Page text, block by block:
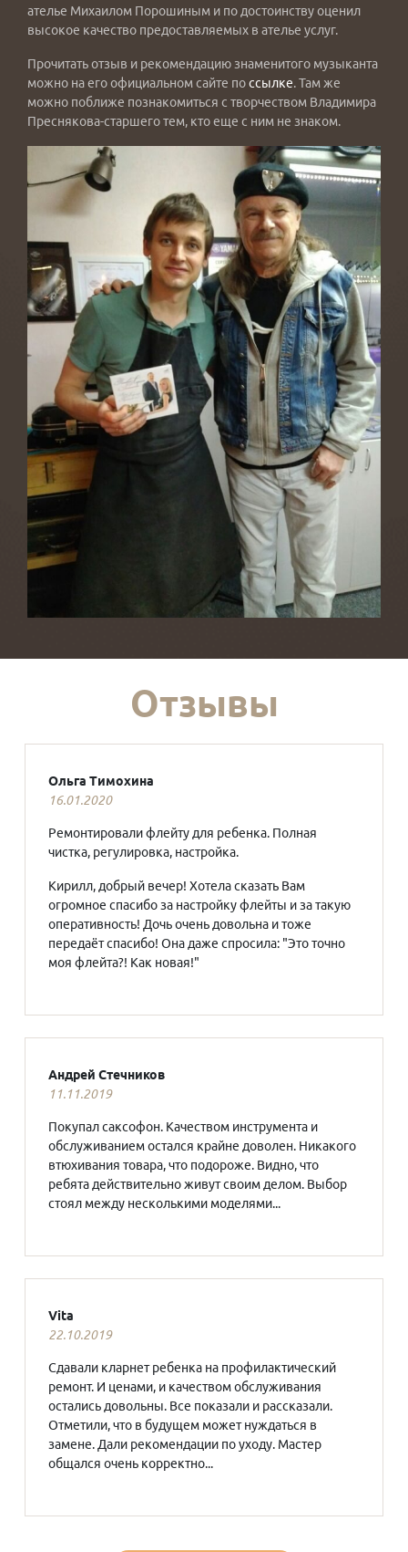
ателье Михаилом Порошиным и по достоинству оценил
высокое качество предоставляемых в ателье услуг.
Прочитать отзыв и рекомендацию знаменитого музыканта
можно на его официальном сайте поссылке. Там же
можно поближе познакомиться с творчеством Владимира
Преснякова-старшего тем, кто еще с ним не знаком.
Отзывы
Ольга Тимохина
16.01.2020
Ремонтировали флейту для ребенка. Полная
чистка, регулировка, настройка.
Кирилл, добрый вечер! Хотела сказать Вам
огромное спасибо за настройку флейты и за такую
оперативность! Дочь очень довольна и тоже
передаёт спасибо! Она даже спросила: "Это точно
моя флейта?! Как новая!"
Андрей Стечников
11.11.2019
Покупал саксофон. Качеством инструмента и
обслуживанием остался крайне доволен. Никакого
втюхивания товара, что подороже. Видно, что
ребята действительно живут своим делом. Выбор
стоял между несколькими моделями...
Vita
22.10.2019
Сдавали кларнет ребенка на профилактический
ремонт. И ценами, и качеством обслуживания
остались довольны. Все показали и рассказали.
Отметили, что в будущем может нуждаться в
замене. Дали рекомендации по уходу. Мастер
общался очень корректно...